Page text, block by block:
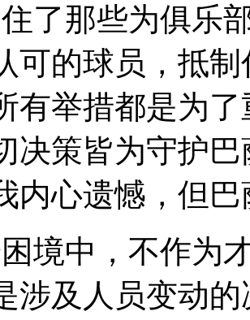
了那些为俱乐
可的球员，抵
有举措都是为
决策皆为守护
内心遗憾，但
境中，不作为
涉及人员变动